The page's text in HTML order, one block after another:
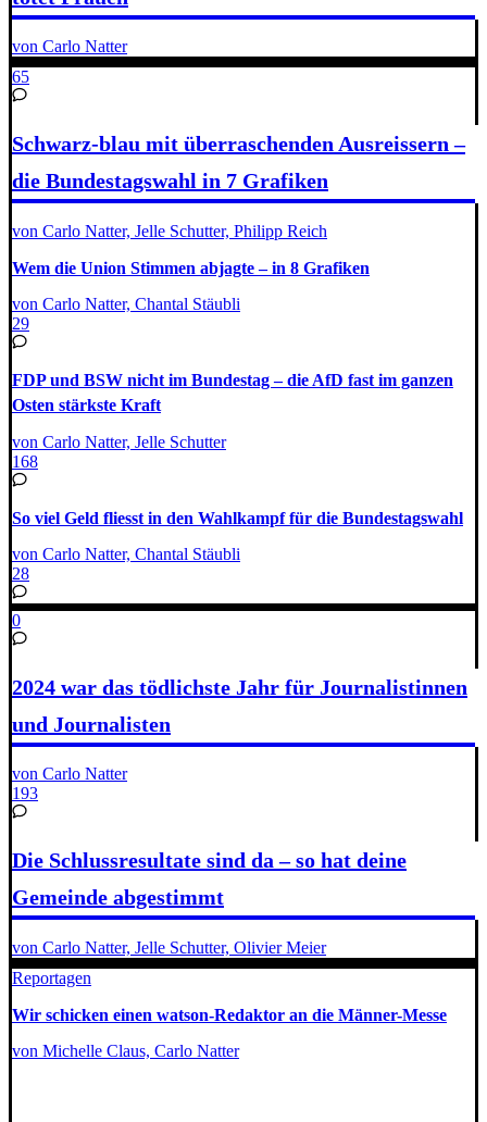
von Carlo Natter
65
Schwarz-blau mit überraschenden Ausreissern –
die Bundestagswahl in 7 Grafiken
von Carlo Natter, Jelle Schutter, Philipp Reich
Wem die Union Stimmen abjagte – in 8 Grafiken
von Carlo Natter, Chantal Stäubli
29
FDP und BSW nicht im Bundestag – die AfD fast im ganzen
Osten stärkste Kraft
von Carlo Natter, Jelle Schutter
168
So viel Geld fliesst in den Wahlkampf für die Bundestagswahl
von Carlo Natter, Chantal Stäubli
28
0
2024 war das tödlichste Jahr für Journalistinnen
und Journalisten
von Carlo Natter
193
Die Schlussresultate sind da – so hat deine
Gemeinde abgestimmt
von Carlo Natter, Jelle Schutter, Olivier Meier
Reportagen
Wir schicken einen watson-Redaktor an die Männer-Messe
von Michelle Claus, Carlo Natter